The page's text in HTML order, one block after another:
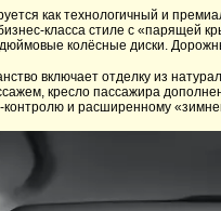
как технологичный и
класса стиле с «парящей
колёсные диски.
включает отделку из
кресло пассажира
контролю и расширенному